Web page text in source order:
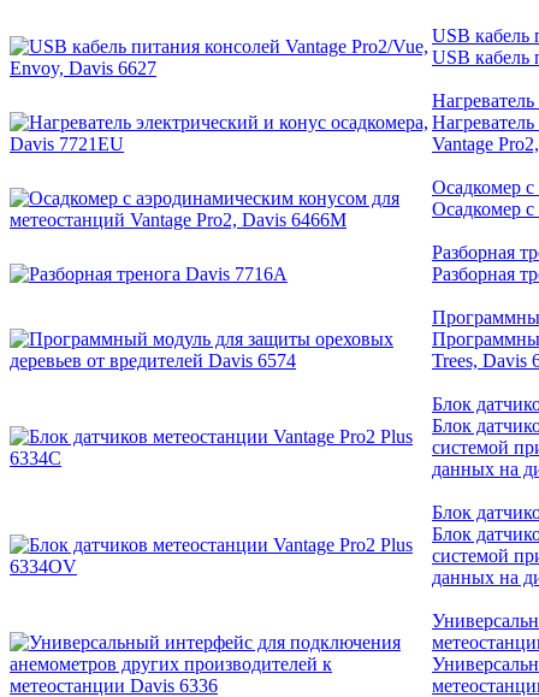
USB кабель
USB кабель
Vantage
Осадкомер c
Осадкомер c
Разборная
Разборная
Trees, Davis
Блок
Блок
системой
данных на
Блок
Блок
системой
данных на